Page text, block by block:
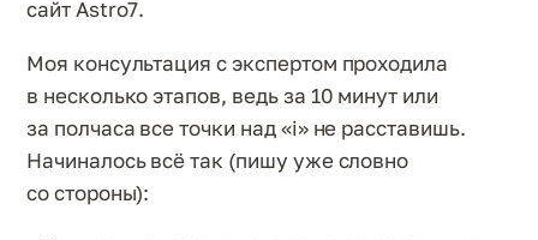
сайт Astro7.
Моя консультация с экспертом проходила
в несколько этапов, ведь за 10 минут или
за полчаса все точки над «i» не расставишь.
Начиналось всё так (пишу уже словно
со стороны):